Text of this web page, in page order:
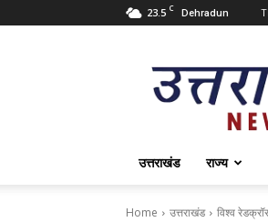
23.5 C Dehradun
उत्तराखंड राज्य
Home उत्तराखंड विश्व